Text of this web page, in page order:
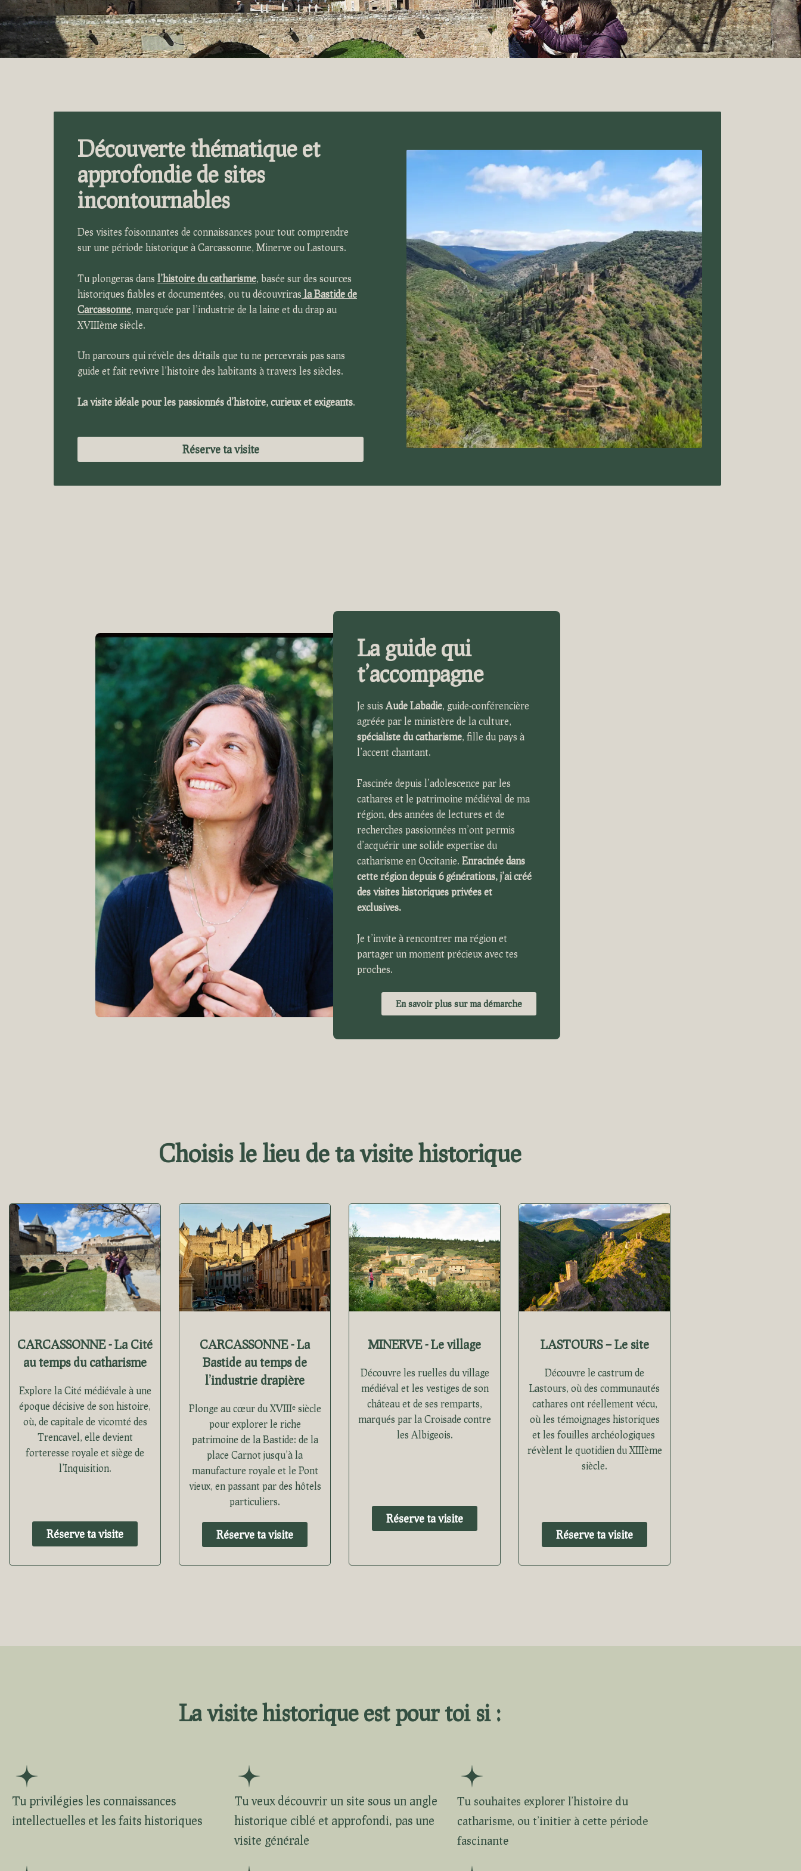
Découverte thématique et
approfondie de sites
incontournables
Des visites foisonnantes de connaissances pour tout comprendre
sur une période historique à Carcassonne, Minerve ou Lastours.
Tu plongeras dans l’histoire du catharisme, basée sur des sources
historiques fiables et documentées, ou tu découvriras la Bastide de
Carcassonne, marquée par l’industrie de la laine et du drap au
XVIIIème siècle.
Un parcours qui révèle des détails que tu ne percevrais pas sans
guide et fait revivre l’histoire des habitants à travers les siècles.
La visite idéale pourles passionnés d’histoire, curieuxet exigeants.
Réserve ta visite
La guide qui
t’accompagne
Je suis Aude Labadie, guide-conférencière
agréée par le ministère de la culture,
spécialiste du catharisme, fille du pays à
l’accent chantant.
Fascinée depuis l’adolescence par les
cathares et le patrimoine médiéval de ma
région, des années de lectures et de
recherches passionnées m’ont permis
d’acquérir une solide expertise du
catharisme en Occitanie. Enracinée dans
cette région depuis 6 générations,j’ai créé
des visites historiques privées et
exclusives.
Je t’invite à rencontrer ma région et
partagerun moment précieux avec tes
proches.
En savoir plus sur ma démarche
Choisis le lieu de ta visite historique
CARCASSONNE - La Cité
au temps du catharisme
Explore la Cité médiévale à une
époque décisive de son histoire,
où, de capitale de vicomté des
Trencavel, elle devient
forteresse royale et siège de
l’Inquisition.
Réserve ta visite
CARCASSONNE - La
Bastide au temps de
l’industrie drapière
Plonge au cœur du XVIIIᵉ siècle
pour explorer le riche
patrimoine de la Bastide: de la
place Carnot jusqu’à la
manufacture royale et le Pont
vieux, en passant par des hôtels
particuliers.
Réserve ta visite
MINERVE - Le village
Découvre les ruelles du village
médiéval et les vestiges de son
château et de ses remparts,
marqués par la Croisade contre
les Albigeois.
Réserve ta visite
LASTOURS – Le site
Découvre le castrum de
Lastours, où des communautés
cathares ont réellement vécu,
où les témoignages historiques
et les fouilles archéologiques
révèlent le quotidien du XIIIème
siècle.
Réserve ta visite
La visite historique est pour toi si :
Tu privilégies les connaissances
intellectuelles et les faits historiques
Tu veux découvrir un site sous un angle
historique ciblé et approfondi, pas une
visite générale​
Tu souhaites explorer l’histoire du
catharisme, ou t’initier à cette période
fascinante